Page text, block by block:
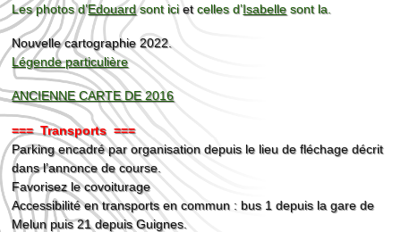
Les photos d’Edouardsont icietcelles d’Isabelle sont la.
Nouvelle cartographie 2022.
Légende particulière
ANCIENNE CARTE DE 2016
=== Transports ===
Parking encadré par organisation depuis le lieu de fléchage décrit
dans l’annonce de course.
Favorisez le covoiturage
Accessibilité en transports en commun : bus 1 depuis la gare de
Melun puis 21 depuis Guignes.